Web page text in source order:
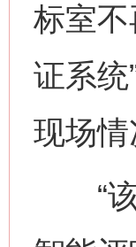
标室
证系
现场情
“该